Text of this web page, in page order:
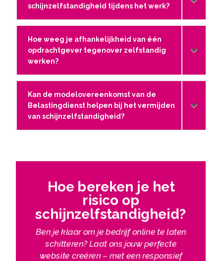
schijnzelfstandigheid tijdens het werk?
Hoe weeg je afhankelijkheid van één
opdrachtgever tegenover zelfstandig
werken?
Kan de modelovereenkomst van de
Belastingdienst helpen bij het vermijden
van schijnzelfstandigheid?
Hoe bereken je het
risico op
schijnzelfstandigheid?
Ben je klaar om je bedrijf online te laten
schitteren? Laat ons jouw perfecte
website creëren – met een responsief